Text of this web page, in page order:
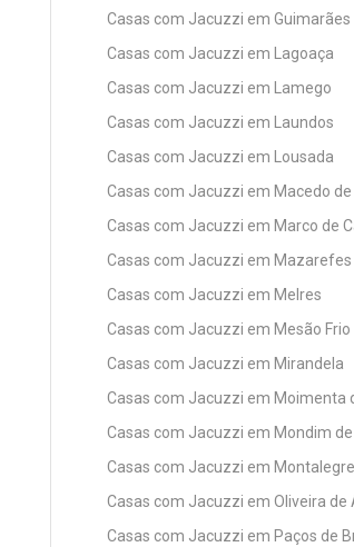
Casas com Jacuzzi em Guimarães
Casas com Jacuzzi em Lagoaça
Casas com Jacuzzi em Lamego
Casas com Jacuzzi em Laundos
Casas com Jacuzzi em Lousada
Casas com Jacuzzi em Macedo de
Casas com Jacuzzi em Marco de
Casas com Jacuzzi em Mazarefes
Casas com Jacuzzi em Melres
Casas com Jacuzzi em Mesão Frio
Casas com Jacuzzi em Mirandela
Casas com Jacuzzi em Moimenta
Casas com Jacuzzi em Mondim
Casas com Jacuzzi em Montalegre
Casas com Jacuzzi em Oliveira de
Casas com Jacuzzi em Paços de